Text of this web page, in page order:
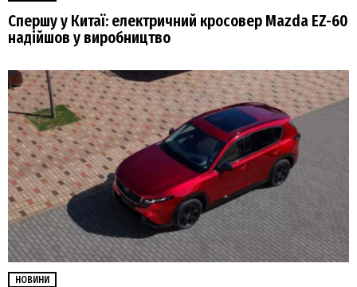
Спершу у Китаї: електричний кросовер Mazda EZ-60
надійшов у виробництво
НОВИНИ